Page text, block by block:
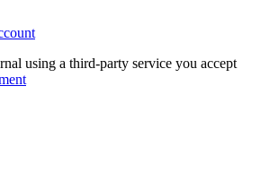
using a third-party service you accept